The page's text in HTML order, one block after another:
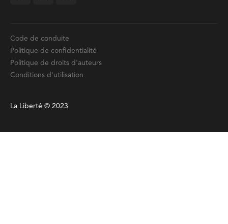
Code de conduite
Politique de confidentialité
Politique de droits d'auteurs
Conditions d'utilisation
La Liberté © 2023